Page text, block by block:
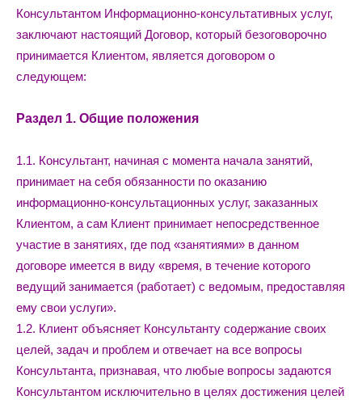
Консультантом Информационно-консультативных услуг,
заключают настоящий Договор, который безоговорочно
принимается Клиентом, является договором о
следующем:
Раздел 1. Общие положения
1.1. Консультант, начиная с момента начала занятий,
принимает на себя обязанности по оказанию
информационно-консультационных услуг, заказанных
Клиентом, а сам Клиент принимает непосредственное
участие в занятиях, где под «занятиями» в данном
договоре имеется в виду «время, в течение которого
ведущий занимается (работает) с ведомым, предоставляя
ему свои услуги».
1.2. Клиент объясняет Консультанту содержание своих
целей, задач и проблем и отвечает на все вопросы
Консультанта, признавая, что любые вопросы задаются
Консультантом исключительно в целях достижения целей